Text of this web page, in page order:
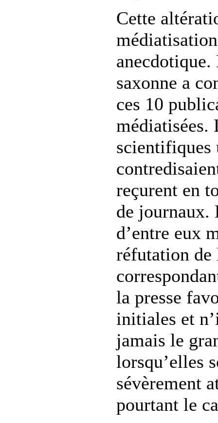
Cette
anecdotique.
saxonne a
ces 10
médiatisées.
scientifiques
reçurent en
de journaux.
d’entre eux
réfutation de
la presse
initiales et
jamais le
lorsqu’elles
sévèrement
pourtant le